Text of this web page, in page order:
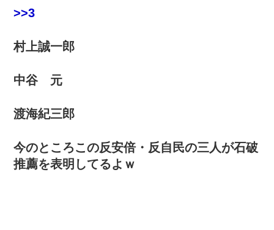
>>3
村上誠一郎
中谷 元
渡海紀三郎
今のところこの反安倍・反自民の三人が石破
推薦を表明してるよｗ